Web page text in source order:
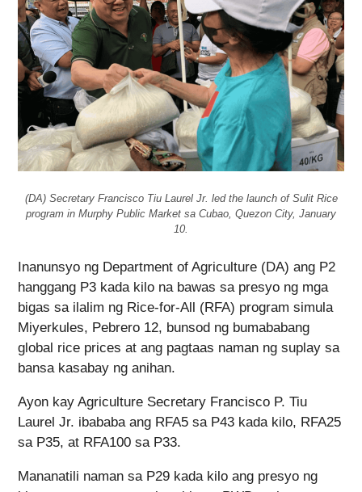
(DA) Secretary Francisco Tiu Laurel Jr. led the launch of Sulit Rice
program in Murphy Public Market sa Cubao, Quezon City, January
10.
Inanunsyo ng Department of Agriculture (DA) ang P2
hanggang P3 kada kilo na bawas sa presyo ng mga
bigas sa ilalim ng Rice-for-All (RFA) program simula
Miyerkules, Pebrero 12, bunsod ng bumababang
global rice prices at ang pagtaas naman ng suplay sa
bansa kasabay ng anihan.
Ayon kay Agriculture Secretary Francisco P. Tiu
Laurel Jr. ibababa ang RFA5 sa P43 kada kilo, RFA25
sa P35, at RFA100 sa P33.
Mananatili naman sa P29 kada kilo ang presyo ng